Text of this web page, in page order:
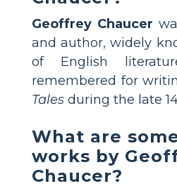
Geoffrey Chaucer
and author, widely
of English
remembered for
Tales during the late
What are
works by
Chaucer?